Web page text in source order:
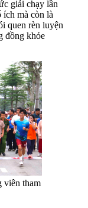
giải chạy lần
ích mà còn là
quen rèn luyện
đồng khỏe
viên tham